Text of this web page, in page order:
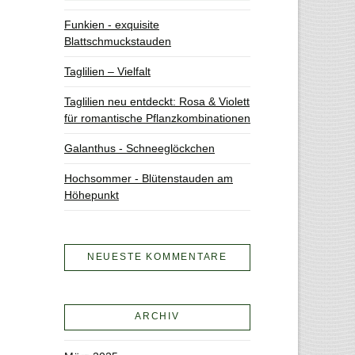
Funkien - exquisite
Blattschmuckstauden
Taglilien – Vielfalt
Taglilien neu entdeckt: Rosa & Violett
für romantische Pflanzkombinationen
Galanthus - Schneeglöckchen
Hochsommer - Blütenstauden am
Höhepunkt
NEUESTE KOMMENTARE
ARCHIV